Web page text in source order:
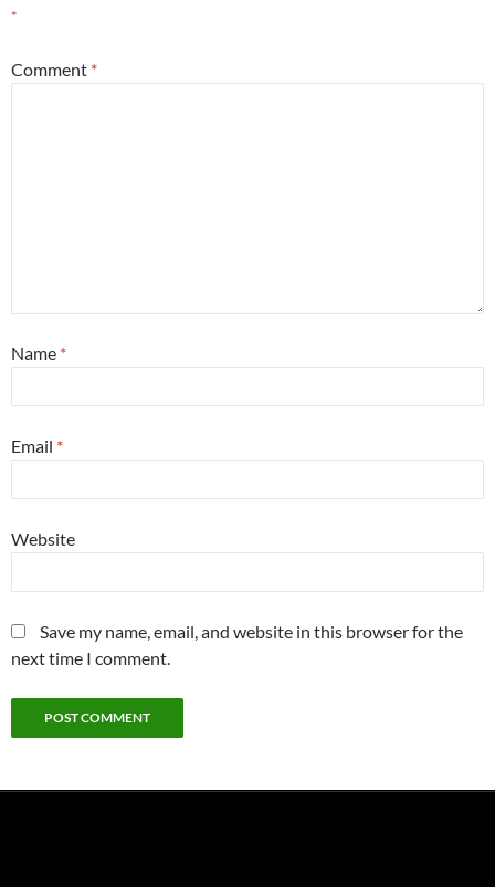
*
Comment *
Name *
Email *
Website
Save my name, email, and website in this browser for the
next time I comment.